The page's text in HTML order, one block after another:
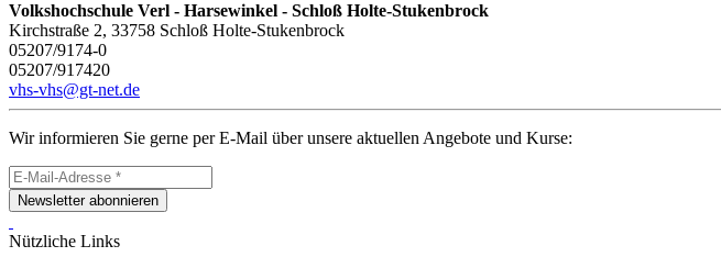
Volkshochschule Verl - Harsewinkel - Schloß Holte-Stukenbrock
Kirchstraße 2, 33758 Schloß Holte-Stukenbrock
05207/9174-0
05207/917420
vhs-vhs@gt-net.de
Wir informieren Sie gerne per E-Mail über unsere aktuellen Angebote und Kurse:
Newsletter abonnieren
Nützliche Links